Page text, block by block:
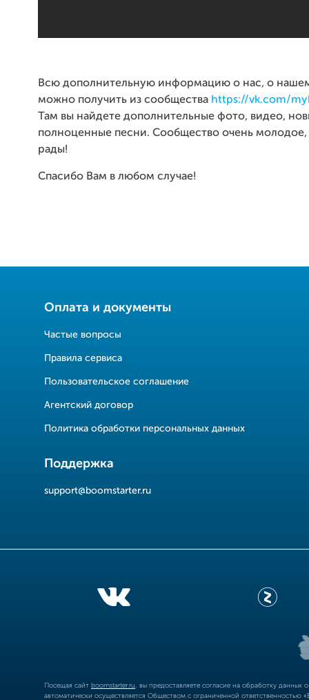
Всю дополнительную информацию о нас, о нашем
можно получить из сообщества https://vk.com/
Там вы найдете дополнительные фото, видео,
полноценные песни. Сообщество очень
рады!
Спасибо Вам в любом случае!
Оплата и документы
Частые вопросы
Правила сервиса
Пользовательское соглашение
Агентский договор
Политика обработки персональных данных
Поддержка
support@boomstarter.ru
Посещая сайт boomstarter.ru , вы предоставляете согласие на обработку
автоматически осуществляется Обществом с ограниченной